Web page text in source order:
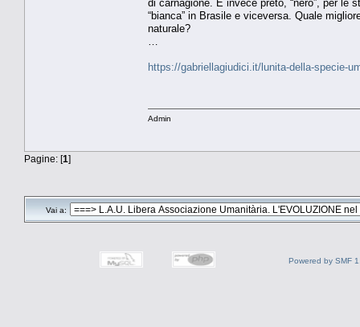
di carnagione. E invece preto, “nero”, per le
“bianca” in Brasile e viceversa. Quale
naturale?
https://gabriellagiudici.it/lunita-della-specie-
Admin
Pagine: [1]
Vai a:
Powered by SMF